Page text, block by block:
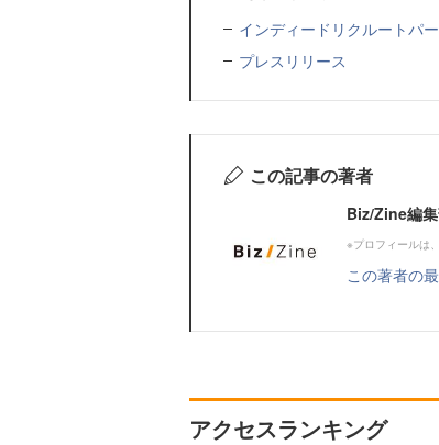
インディードリクルートパ
プレスリリース
この記事の著者
Biz/Zine編集
※プロフィールは
この著者の
アクセスランキング